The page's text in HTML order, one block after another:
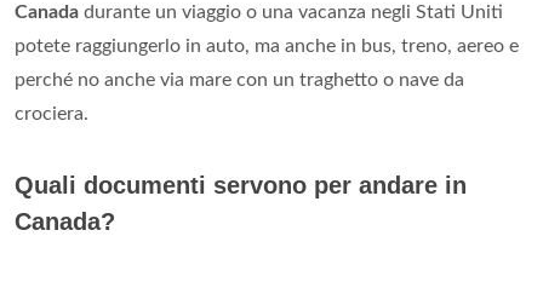
Canada durante un viaggio o una vacanza negli Stati Uniti
potete raggiungerlo in auto, ma anche in bus, treno, aereo e
perché no anche via mare con un traghetto o nave da
crociera.
Quali documenti servono per andare in
Canada?